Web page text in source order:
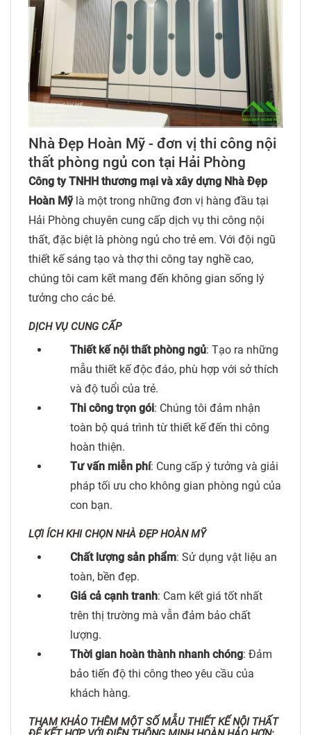
Nhà Đẹp Hoàn Mỹ - đơn vị thi công nội
thất phòng ngủ con tại Hải Phòng
Công ty TNHH thương mại và xây dựng Nhà Đẹp
Hoàn Mỹ là một trong những đơn vị hàng đầu tại
Hải Phòng chuyên cung cấp dịch vụ thi công nội
thất, đặc biệt là phòng ngủ cho trẻ em. Với đội ngũ
thiết kế sáng tạo và thợ thi công tay nghề cao,
chúng tôi cam kết mang đến không gian sống lý
tưởng cho các bé.
DỊCH VỤ CUNG CẤP
Thiết kế nội thất phòng ngủ: Tạo ra những
mẫu thiết kế độc đáo, phù hợp với sở thích
và độ tuổi của trẻ.
Thi công trọn gói: Chúng tôi đảm nhận
toàn bộ quá trình từ thiết kế đến thi công
hoàn thiện.
Tư vấn miễn phí: Cung cấp ý tưởng và giải
pháp tối ưu cho không gian phòng ngủ của
con bạn.
LỢI ÍCH KHI CHỌN NHÀ ĐẸP HOÀN MỸ
Chất lượng sản phẩm: Sử dụng vật liệu an
toàn, bền đẹp.
Giá cả cạnh tranh: Cam kết giá tốt nhất
trên thị trường mà vẫn đảm bảo chất
lượng.
Thời gian hoàn thành nhanh chóng: Đảm
bảo tiến độ thi công theo yêu cầu của
khách hàng.
THAM KHẢO THÊM MỘT SỐ MẪU THIẾT KẾ NỘI THẤT